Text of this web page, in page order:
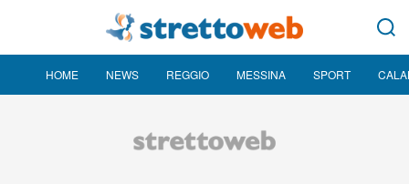
HOME NEWS REGGIO MESSINA SPORT